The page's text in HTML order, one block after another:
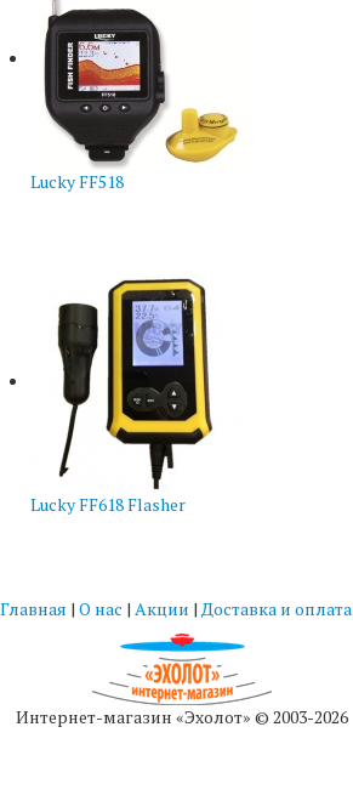
Lucky FF518
Lucky FF618 Flasher
Главная | О нас | Акции |Доставка и оплата
Интернет-магазин «Эхолот» © 2003-2026